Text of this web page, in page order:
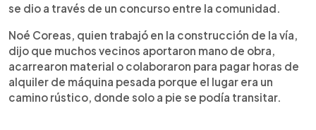
se dio a través de un concurso entre la comunidad.
Noé Coreas, quien trabajó en la construcción de la vía,
dijo que muchos vecinos aportaron mano de obra,
acarrearon material o colaboraron para pagar horas de
alquiler de máquina pesada porque el lugar era un
camino rústico, donde solo a pie se podía transitar.